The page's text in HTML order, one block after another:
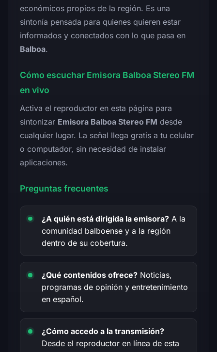
económicos propios de la región. Es una
sintonía pensada para quienes quieren estar
informados y conectados con lo que pasa en
Balboa.
Cómo escuchar Emisora Balboa Stereo FM
en vivo
Activa el reproductor en esta página para
sintonizar Emisora Balboa Stereo FM desde
cualquier lugar. La señal llega gratis a tu celular
o computador, sin necesidad de instalar
aplicaciones.
Preguntas frecuentes
¿A quién está dirigida la emisora? A la
comunidad balboense y a la región
dentro de su cobertura.
¿Qué contenidos ofrece? Noticias,
programas de opinión y entretenimiento
en español.
¿Cómo accedo a la transmisión?
Desde el reproductor en línea de esta